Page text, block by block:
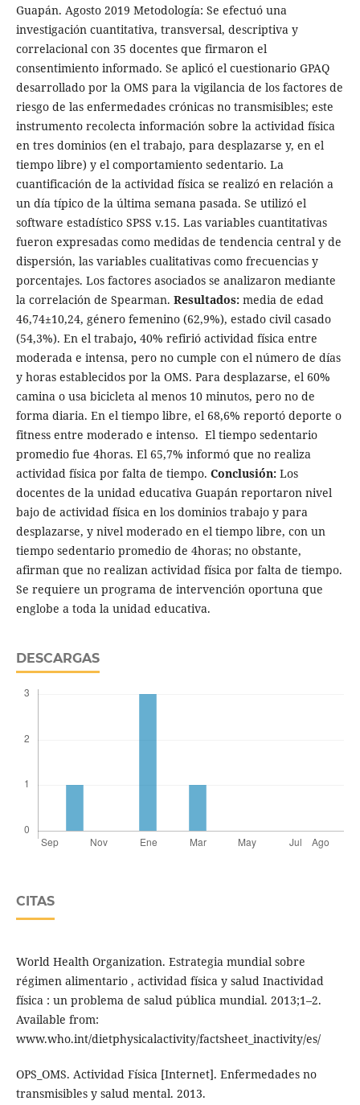
Guapán. Agosto 2019 Metodología: Se efectuó una
investigación cuantitativa, transversal, descriptiva y
correlacional con 35 docentes que firmaron el
consentimiento informado. Se aplicó el cuestionario GPAQ
desarrollado por la OMS para la vigilancia de los factores de
riesgo de las enfermedades crónicas no transmisibles; este
instrumento recolecta información sobre la actividad física
en tres dominios (en el trabajo, para desplazarse y, en el
tiempo libre) y el comportamiento sedentario. La
cuantificación de la actividad física se realizó en relación a
un día típico de la última semana pasada. Se utilizó el
software estadístico SPSS v.15. Las variables cuantitativas
fueron expresadas como medidas de tendencia central y de
dispersión, las variables cualitativas como frecuencias y
porcentajes. Los factores asociados se analizaron mediante
la correlación de Spearman. Resultados:media de edad
46,74±10,24, género femenino (62,9%), estado civil casado
(54,3%). En el trabajo, 40% refirió actividad física entre
moderada e intensa, pero no cumple con el número de días
y horas establecidos por la OMS. Para desplazarse, el 60%
camina o usa bicicleta al menos 10 minutos, pero no de
forma diaria. En el tiempo libre, el 68,6% reportó deporte o
fitness entre moderado e intenso. El tiempo sedentario
promedio fue 4horas. El 65,7% informó que no realiza
actividad física por falta de tiempo. Conclusión:Los
docentes de la unidad educativa Guapán reportaron nivel
bajo de actividad física en los dominios trabajo y para
desplazarse, y nivel moderado en el tiempo libre, con un
tiempo sedentario promedio de 4horas; no obstante,
afirman que no realizan actividad física por falta de tiempo.
Se requiere un programa de intervención oportuna que
englobe a toda la unidad educativa.
DESCARGAS
CITAS
World Health Organization. Estrategia mundial sobre
régimen alimentario , actividad física y salud Inactividad
física : un problema de salud pública mundial. 2013;1–2.
Available from:
www.who.int/dietphysicalactivity/factsheet_inactivity/es/
OPS_OMS. Actividad Física [Internet]. Enfermedades no
transmisibles y salud mental. 2013.